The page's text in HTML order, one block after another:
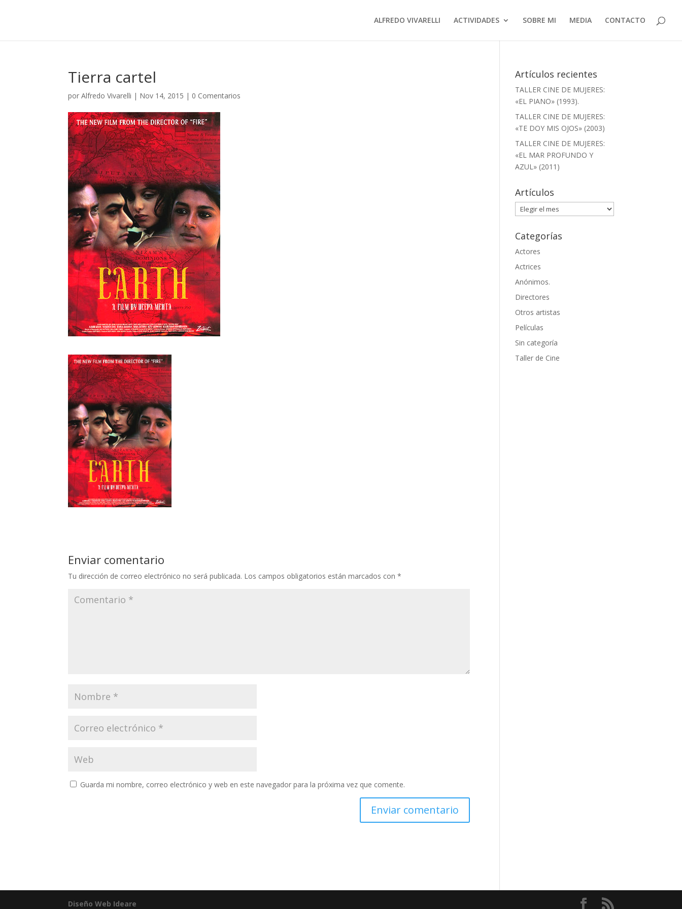
ALFREDO VIVARELLI ACTIVIDADES SOBRE MI MEDIA CONTACTO
Tierra cartel
porAlfredo Vivarelli | Nov 14, 2015 | 0 Comentarios
Enviar comentario
Tu dirección de correo electrónico no será publicada. Los campos obligatorios están marcados con*
Guarda mi nombre, correo electrónico y web en este navegador para la próxima vez que comente.
Artículos recientes
TALLER CINE DE MUJERES:
«EL PIANO» (1993).
TALLER CINE DE MUJERES:
«TE DOY MIS OJOS» (2003)
TALLER CINE DE MUJERES:
«EL MAR PROFUNDO Y
AZUL» (2011)
Artículos
Artículos
Categorías
Actores
Actrices
Anónimos.
Directores
Otros artistas
Películas
Sin categoría
Taller de Cine
Diseño Web Ideare